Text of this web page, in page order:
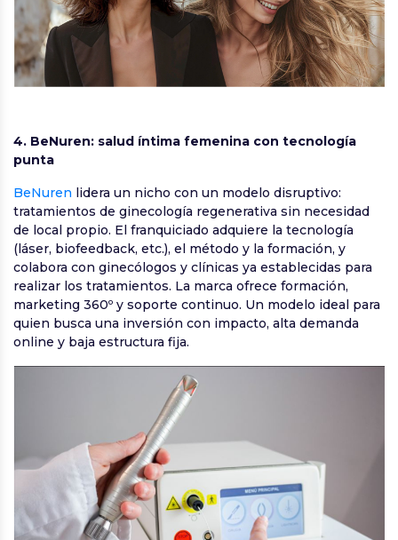
4. BeNuren: salud íntima femenina con tecnología
punta
BeNuren lidera un nicho con un modelo disruptivo:
tratamientos de ginecología regenerativa sin necesidad
de local propio. El franquiciado adquiere la tecnología
(láser, biofeedback, etc.), el método y la formación, y
colabora con ginecólogos y clínicas ya establecidas para
realizar los tratamientos. La marca ofrece formación,
marketing 360º y soporte continuo. Un modelo ideal para
quien busca una inversión con impacto, alta demanda
online y baja estructura fija.